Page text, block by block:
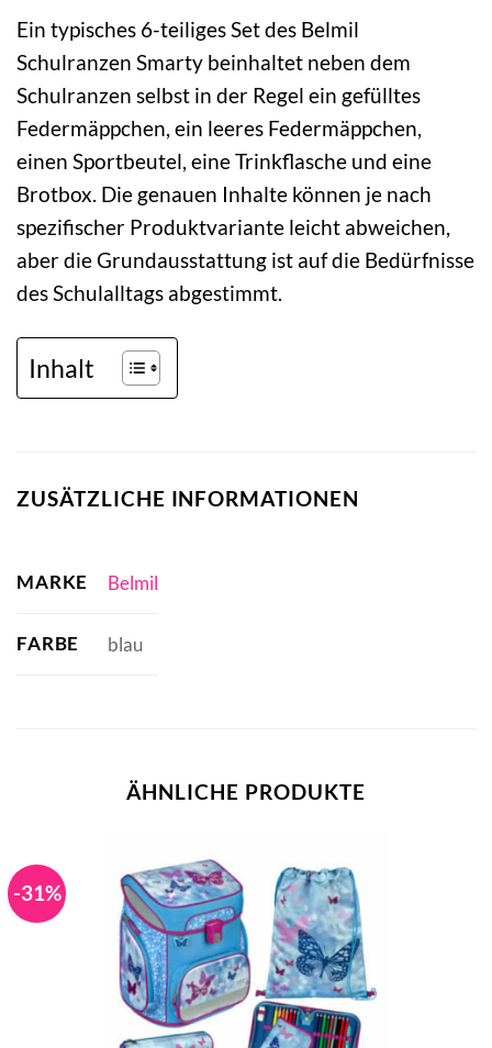
Ein typisches 6-teiliges Set des Belmil
Schulranzen Smarty beinhaltet neben dem
Schulranzen selbst in der Regel ein gefülltes
Federmäppchen, ein leeres Federmäppchen,
einen Sportbeutel, eine Trinkflasche und eine
Brotbox. Die genauen Inhalte können je nach
spezifischer Produktvariante leicht abweichen,
aber die Grundausstattung ist auf die Bedürfnisse
des Schulalltags abgestimmt.
Inhalt
ZUSÄTZLICHE INFORMATIONEN
MARKE Belmil
FARBE blau
ÄHNLICHE PRODUKTE
-31%